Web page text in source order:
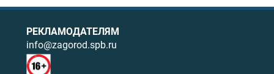
РЕКЛАМОДАТЕЛЯМ
info@zagorod.spb.ru